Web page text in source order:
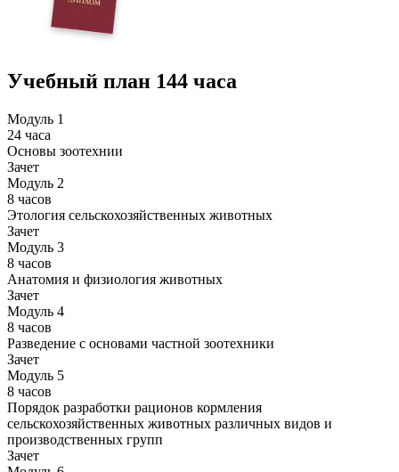
Учебный план 144 часа
Модуль 1
24 часа
Основы зоотехнии
Зачет
Модуль 2
8 часов
Этология сельскохозяйственных животных
Зачет
Модуль 3
8 часов
Анатомия и физиология животных
Зачет
Модуль 4
8 часов
Разведение с основами частной зоотехники
Зачет
Модуль 5
8 часов
Порядок разработки рационов кормления
сельскохозяйственных животных различных видов и
производственных групп
Зачет